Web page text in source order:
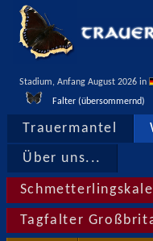
Stadium, Anfang August 2026 in
Falter (übersommernd)
Trauermantel
Über uns...
Tagfalter